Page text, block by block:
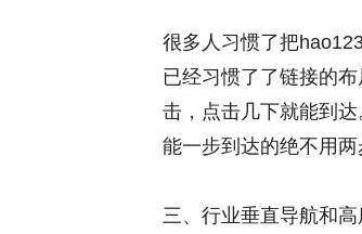
很多人习惯了把
已经习惯了了链接的
击，点击几下就能到
能一步到达的绝不用两
三、行业垂直导航和高